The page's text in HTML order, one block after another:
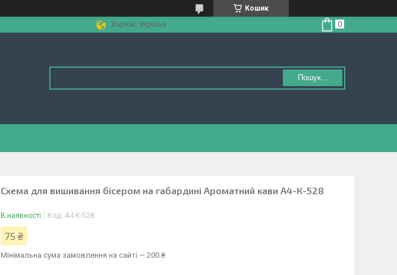
Кошик
Харків, Україна
Пошук...
Схема для вишивання бісером на габардині Ароматний кави А4-К-528
В наявності Код: А4-К-528
75 ₴
Мінімальна сума замовлення на сайті — 200 ₴